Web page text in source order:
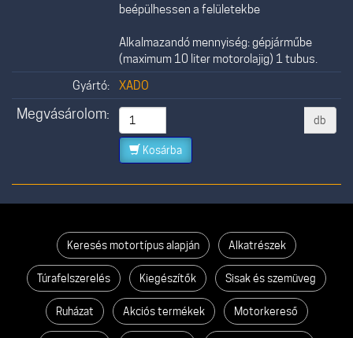
beépülhessen a felületekbe
Alkalmazandó mennyiség: gépjárműbe
(maximum 10 liter motorolajig) 1 tubus.
Gyártó:
XADO
Megvásárolom: db
Kosárba
Keresés motortípus alapján Alkatrészek
Túrafelszerelés Kiegészítők Sisak és szemüveg
Ruházat Akciós termékek Motorkereső